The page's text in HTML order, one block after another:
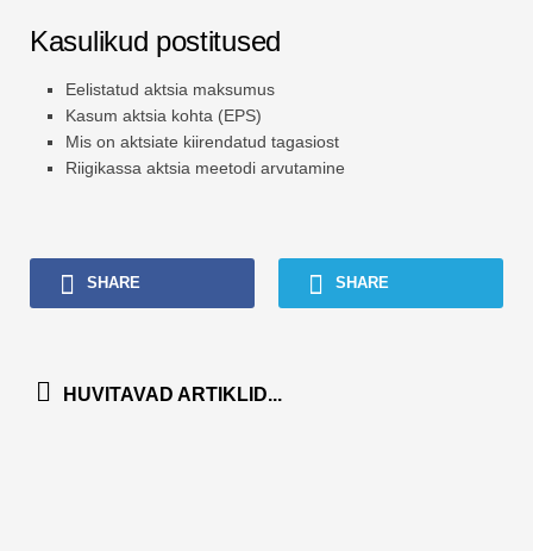
Kasulikud postitused
Eelistatud aktsia maksumus
Kasum aktsia kohta (EPS)
Mis on aktsiate kiirendatud tagasiost
Riigikassa aktsia meetodi arvutamine
SHARE SHARE
HUVITAVAD ARTIKLID...